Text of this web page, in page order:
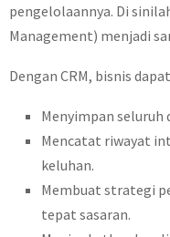
pengelolaannya. Di
Management) menjadi
Dengan CRM, bisnis
Menyimpan seluruh
Mencatat riwayat
keluhan.
Membuat strategi
tepat sasaran.